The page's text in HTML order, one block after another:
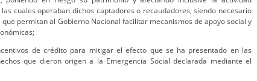
cuales operaban dichos captadores o recaudadores, siendo necesario
permitan al Gobierno Nacional facilitar mecanismos de apoyo social y
de crédito para mitigar el efecto que se ha presentado en las
que dieron origen a la Emergencia Social declarada mediante el